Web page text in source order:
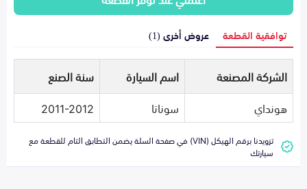
توافقية القطعة عروض أخرى (1)
الشركة المصنعة اسم السيارة
سنة الصنع
هونداي
سوناتا 2011-2012
تزويدنا برقم الهيكل (VIN) في صفحة السلة يضمن التطابق التام للقطعة مع
سيارتك